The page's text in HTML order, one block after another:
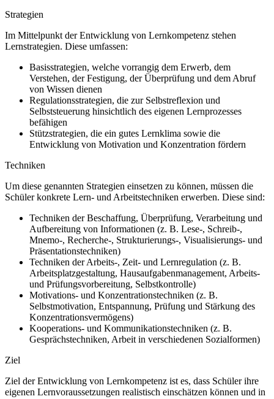
Strategien
Im Mittelpunkt der Entwicklung von Lernkompetenz stehen
Lernstrategien. Diese umfassen:
Basisstrategien, welche vorrangig dem Erwerb, dem
Verstehen, der Festigung, der Überprüfung und dem Abruf
von Wissen dienen
Regulationsstrategien, die zur Selbstreflexion und
Selbststeuerung hinsichtlich des eigenen Lernprozesses
befähigen
Stützstrategien, die ein gutes Lernklima sowie die
Entwicklung von Motivation und Konzentration fördern
Techniken
Um diese genannten Strategien einsetzen zu können, müssen die
Schüler konkrete Lern- und Arbeitstechniken erwerben. Diese sind:
Techniken der Beschaffung, Überprüfung, Verarbeitung und
Aufbereitung von Informationen (z. B. Lese-, Schreib-,
Mnemo-, Recherche-, Strukturierungs-, Visualisierungs- und
Präsentationstechniken)
Techniken der Arbeits-, Zeit- und Lernregulation (z. B.
Arbeitsplatzgestaltung, Hausaufgabenmanagement, Arbeits-
und Prüfungsvorbereitung, Selbstkontrolle)
Motivations- und Konzentrationstechniken (z. B.
Selbstmotivation, Entspannung, Prüfung und Stärkung des
Konzentrationsvermögens)
Kooperations- und Kommunikationstechniken (z. B.
Gesprächstechniken, Arbeit in verschiedenen Sozialformen)
Ziel
Ziel der Entwicklung von Lernkompetenz ist es, dass Schüler ihre
eigenen Lernvoraussetzungen realistisch einschätzen können und in